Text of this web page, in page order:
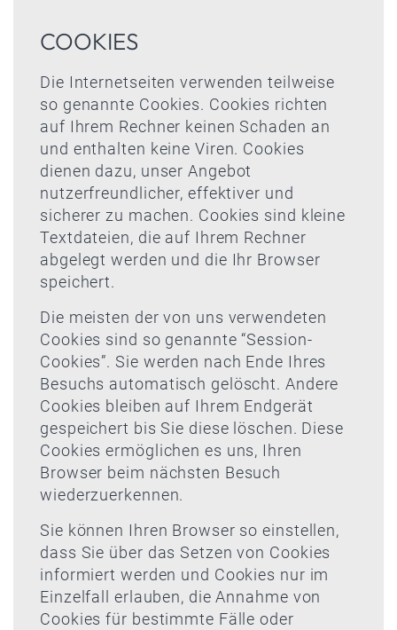
COOKIES
Die Internetseiten verwenden teilweise
so genannte Cookies. Cookies richten
auf Ihrem Rechner keinen Schaden an
und enthalten keine Viren. Cookies
dienen dazu, unser Angebot
nutzerfreundlicher, effektiver und
sicherer zu machen. Cookies sind kleine
Textdateien, die auf Ihrem Rechner
abgelegt werden und die Ihr Browser
speichert.
Die meisten der von uns verwendeten
Cookies sind so genannte “Session-
Cookies”. Sie werden nach Ende Ihres
Besuchs automatisch gelöscht. Andere
Cookies bleiben auf Ihrem Endgerät
gespeichert bis Sie diese löschen. Diese
Cookies ermöglichen es uns, Ihren
Browser beim nächsten Besuch
wiederzuerkennen.
Sie können Ihren Browser so einstellen,
dass Sie über das Setzen von Cookies
informiert werden und Cookies nur im
Einzelfall erlauben, die Annahme von
Cookies für bestimmte Fälle oder